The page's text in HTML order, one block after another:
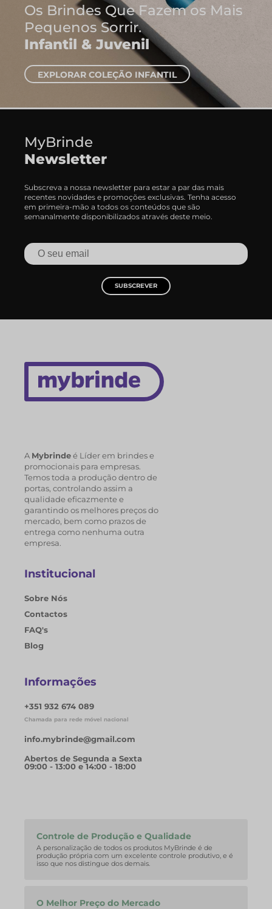
Onde Nascem As Melhores
Ideias
Cadernos e Blocos de
EXPLORAR CADERNOS
MyBrinde
Newsletter
Subscreva a nossa newsletter para estar a par das mais
recentes novidades e promoções exclusivas. Tenha acesso
em primeira-mão a todos os conteúdos que são
semanalmente disponibilizados através deste meio.
SUBSCREVER
A Mybrindeé Líder em brindes e
promocionais para empresas.
Temos toda a produção dentro de
portas, controlando assim a
qualidade eficazmente e
garantindo os melhores preços do
mercado, bem como prazos de
entrega como nenhuma outra
empresa.
Institucional
Sobre Nós
Contactos
FAQ's
Blog
Informações
+351 932 674 089
Chamada para rede móvel nacional
info.mybrinde@gmail.com
Abertos de Segunda a Sexta
09:00 - 13:00 e 14:00 - 18:00
Controle de Produção e Qualidade
A personalização de todos os produtos MyBrinde é de
produção própria com um excelente controle produtivo, e é
isso que nos distingue dos demais.
O Melhor Preço do Mercado